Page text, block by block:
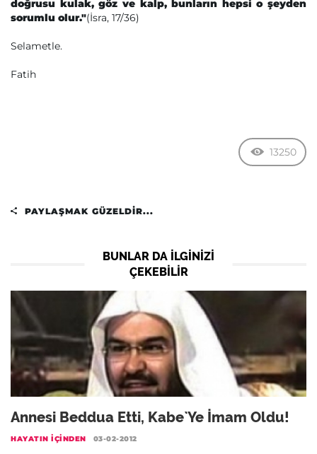
doğrusu kulak, göz ve kalp, bunların hepsi o şeyden
sorumlu olur."(İsra, 17/36)
Selametle.
Fatih
13250
PAYLAŞMAK GÜZELDIR...
BUNLAR DA ILGINIZI
ÇEKEBILIR
Annesi Beddua Etti, Kabe`ye İmam Oldu!
HAYATIN İÇINDEN 03-02-2012